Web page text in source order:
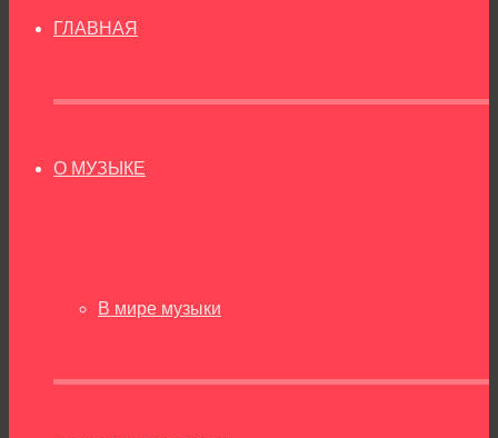
ГЛАВНАЯ
О МУЗЫКЕ
В мире музыки